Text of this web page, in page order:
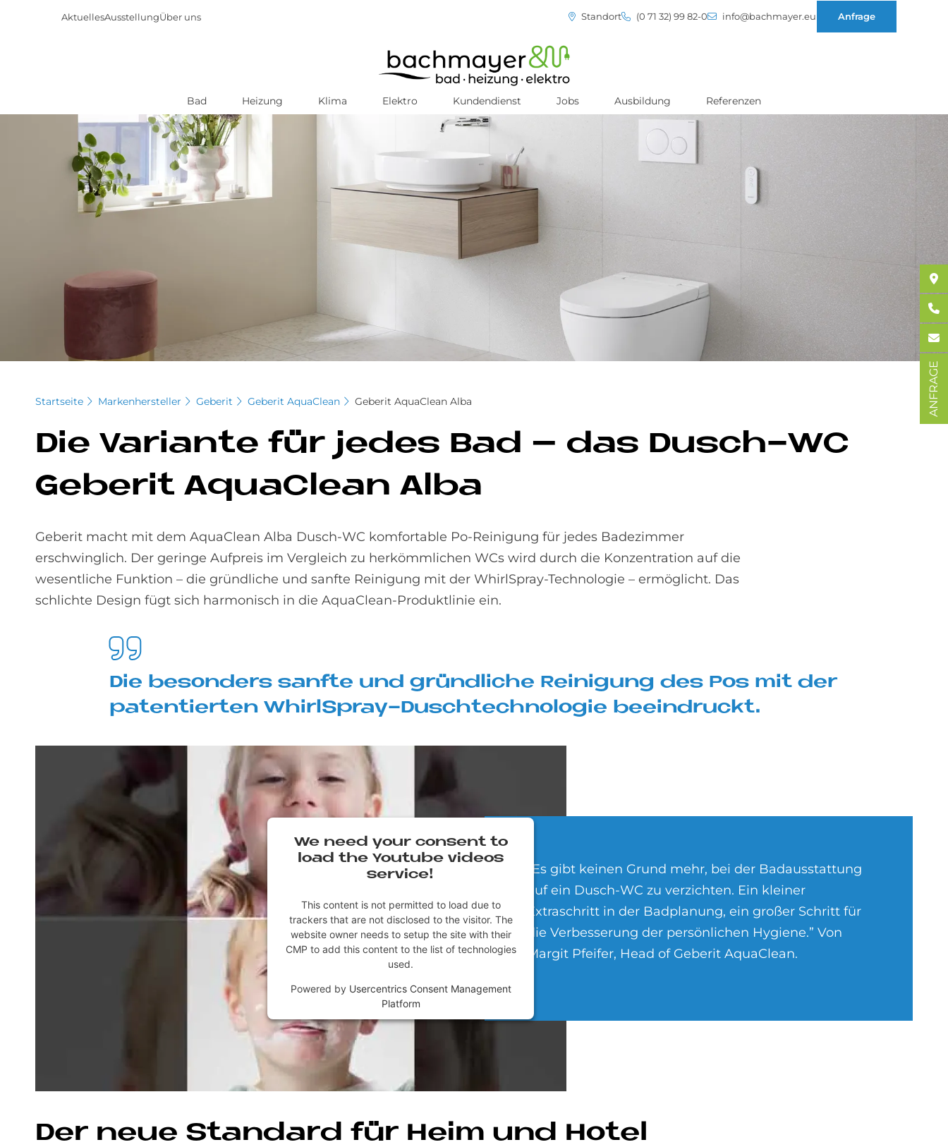
AktuellesAusstellungÜber uns Standort (0 71 32) 99 82-0 info@bachmayer.eu Anfrage
Bad Heizung Klima Elektro Kundendienst Jobs Ausbildung Referenzen
Startseite Markenhersteller Geberit Geberit AquaClean Geberit AquaClean Alba
Die Va­ri­an­te für je­des Bad – das Dusch-WC
Ge­be­rit AquaClean Alba
Geberit macht mit dem AquaClean Alba Dusch-WC komfortable Po-Reinigung für jedes Badezimmer
erschwinglich. Der geringe Aufpreis im Vergleich zu herkömmlichen WCs wird durch die Konzentration auf die
wesentliche Funktion – die gründliche und sanfte Reinigung mit der WhirlSpray-Technologie – ermöglicht. Das
schlichte Design fügt sich harmonisch in die AquaClean-Produktlinie ein.
Die be­son­ders sanf­te und gründ­li­che Rei­ni­gung des Pos mit der
pa­ten­tier­ten WhirlSpray-Dusch­tech­no­lo­gie be­ein­druckt.
We need your con­sent to
load the You­tube vi­de­os
ser­vice!
This content is not permitted to load due to
trackers that are not disclosed to the visitor. The
website owner needs to setup the site with their
CMP to add this content to the list of technologies
used.
Powered by Usercentrics Consent Management
Platform
„Es gibt keinen Grund mehr, bei der Badausstattung
auf ein Dusch-WC zu verzichten. Ein kleiner
Extraschritt in der Badplanung, ein großer Schritt für
die Verbesserung der persönlichen Hygiene.” Von
Margit Pfeifer, Head of Geberit AquaClean.
Der neue Stan­dard für Heim und Ho­tel
ANFRAGE